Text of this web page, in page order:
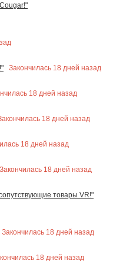
Закончилась 18 дней назад
18 дней назад
18 дней назад
18 дней назад
Закончилась 18 дней назад
товары VR!"
Закончилась 18 дней назад
18 дней назад